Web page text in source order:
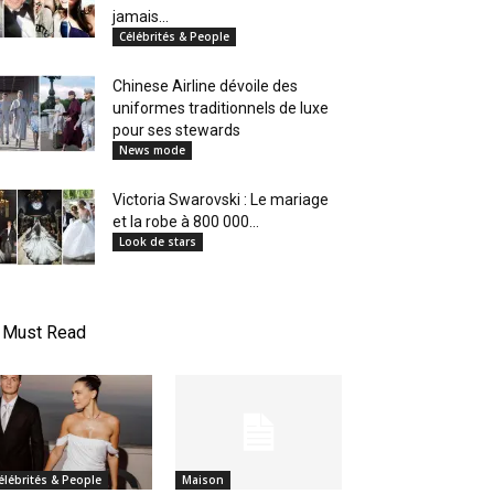
jamais...
Célébrités & People
Chinese Airline dévoile des
uniformes traditionnels de luxe
pour ses stewards
News mode
Victoria Swarovski : Le mariage
et la robe à 800 000...
Look de stars
Must Read
& People Maison